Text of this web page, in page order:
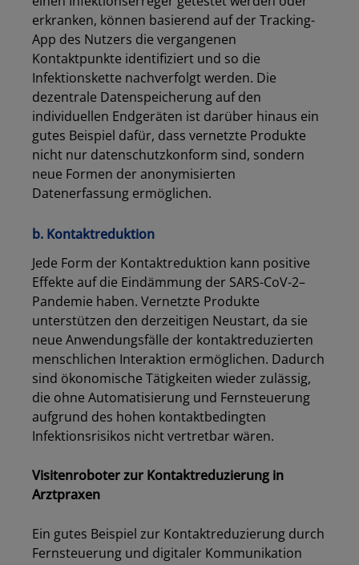
erkranken, können basierend auf der Tracking-
App des Nutzers die vergangenen
Kontaktpunkte identifiziert und so die
Infektionskette nachverfolgt werden. Die
dezentrale Datenspeicherung auf den
individuellen Endgeräten ist darüber hinaus ein
gutes Beispiel dafür, dass vernetzte Produkte
nicht nur datenschutzkonform sind, sondern
neue Formen der anonymisierten
Datenerfassung ermöglichen.
b. Kontaktreduktion
Jede Form der Kontaktreduktion kann positive
Effekte auf die Eindämmung der SARS-CoV-2–
Pandemie haben. Vernetzte Produkte
unterstützen den derzeitigen Neustart, da sie
neue Anwendungsfälle der kontaktreduzierten
menschlichen Interaktion ermöglichen. Dadurch
sind ökonomische Tätigkeiten wieder zulässig,
die ohne Automatisierung und Fernsteuerung
aufgrund des hohen kontaktbedingten
Infektionsrisikos nicht vertretbarwären.
Visitenroboter zur Kontaktreduzierung in
Arztpraxen
Ein gutes Beispiel zur Kontaktreduzierung durch
Fernsteuerung und digitaler Kommunikation